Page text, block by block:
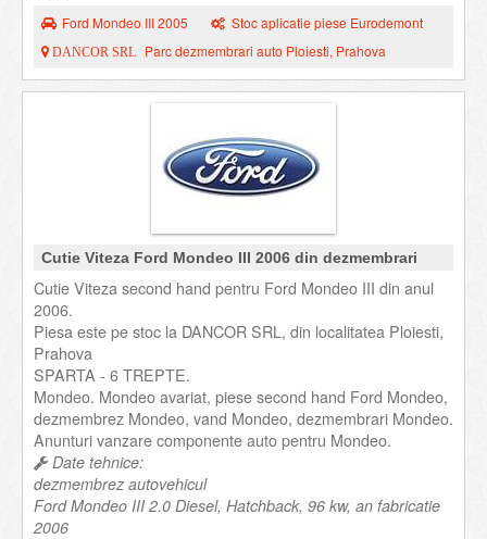
Ford Mondeo III 2005 Stoc aplicatie piese Eurodemont
DANCOR SRL Parc dezmembrari auto Ploiesti, Prahova
Cutie Viteza Ford Mondeo III 2006 din dezmembrari
Cutie Viteza second hand pentru Ford Mondeo III din anul
2006.
Piesa este pe stoc la DANCOR SRL, din localitatea Ploiesti,
Prahova
SPARTA - 6 TREPTE.
Mondeo. Mondeo avariat, piese second hand Ford Mondeo,
dezmembrez Mondeo, vand Mondeo, dezmembrari Mondeo.
Anunturi vanzare componente auto pentru Mondeo.
Date tehnice:
dezmembrez autovehicul
Ford Mondeo III 2.0 Diesel, Hatchback, 96 kw, an fabricatie
2006